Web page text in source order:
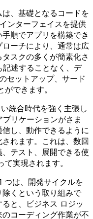
、基礎となるコードを
ンターフェイスを提供
順でアプリを構築でき
ーチにより、通常は広
スクの多くが簡素化さ
述することなく、デ
セットアップ、サード
できます。
統合時代を強く主張し
リケーションがさま
し、動作できるように
れます。これは、数回
テスト、展開できる使
実現されます。
は、開発サイクルを
くという取り組みで
と、ビジネス ロジッ
コーディング作業が不